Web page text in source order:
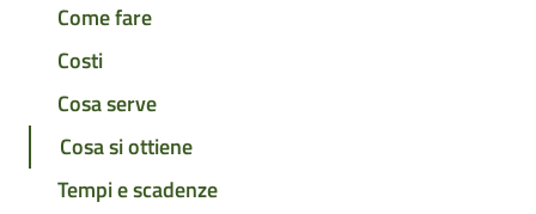
Come fare
Costi
Cosa serve
Cosa si ottiene
Tempi e scadenze